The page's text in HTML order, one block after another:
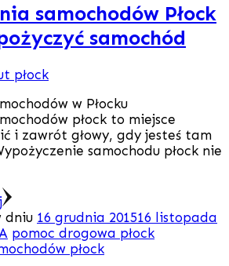
samochodów Płock
samochód
w Płocku
płock to miejsce
i zawrót głowy, gdy jesteś tam
samochodu płock nie
dniu 16 grudnia 201516 listopada
pomoc drogowa płock
płock